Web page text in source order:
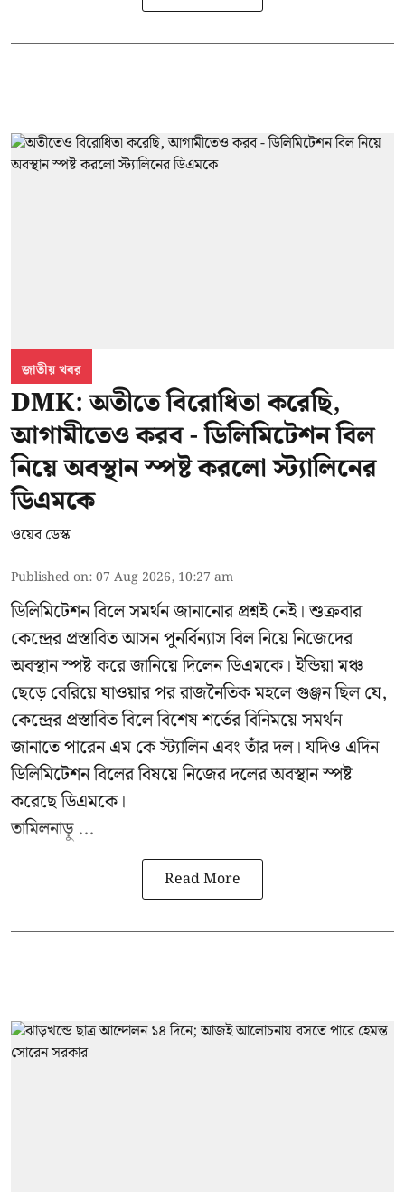
জাতীয় খবর
DMK: অতীতে বিরোধিতা করেছি,
আগামীতেও করব - ডিলিমিটেশন বিল
নিয়ে অবস্থান স্পষ্ট করলো স্ট্যালিনের
ডিএমকে
ওয়েব ডেস্ক
Published on:07 Aug 2026, 10:27 am
ডিলিমিটেশন বিলে সমর্থন জানানোর প্রশ্নই নেই। শুক্রবার
কেন্দ্রের প্রস্তাবিত আসন পুনর্বিন্যাস বিল নিয়ে নিজেদের
অবস্থান স্পষ্ট করে জানিয়ে দিলেন ডিএমকে। ইন্ডিয়া মঞ্চ
ছেড়ে বেরিয়ে যাওয়ার পর রাজনৈতিক মহলে গুঞ্জন ছিল যে,
কেন্দ্রের প্রস্তাবিত বিলে বিশেষ শর্তের বিনিময়ে সমর্থন
জানাতে পারেন এম কে স্ট্যালিন এবং তাঁর দল। যদিও এদিন
ডিলিমিটেশন বিলের বিষয়ে নিজের দলের অবস্থান স্পষ্ট
করেছে ডিএমকে।
তামিলনাড়ু ...
Read More